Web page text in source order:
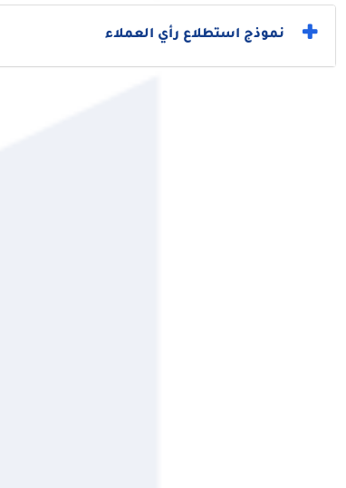
نموذج استطلاع رأي العملاء